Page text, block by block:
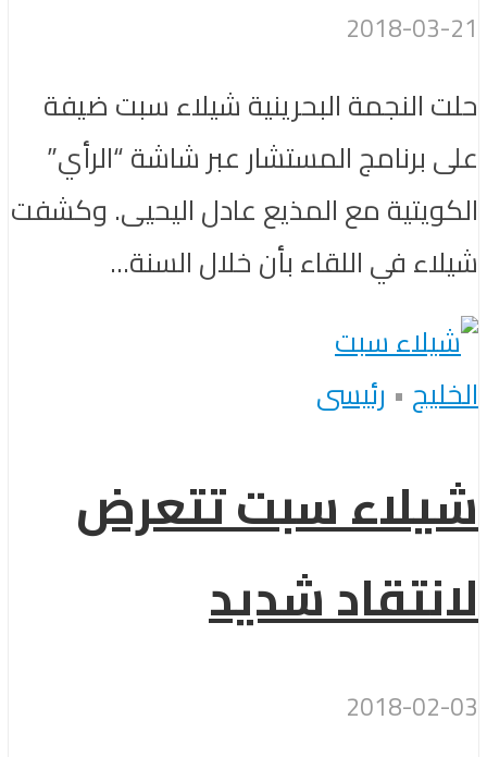
2018-03-21
حلت النجمة البحرينية شيلاء سبت ضيفة
على برنامج المستشار عبر شاشة “الرأي”
الكويتية مع المذيع عادل اليحيى. وكشفت
شيلاء في اللقاء بأن خلال السنة...
الخليج • رئيسى
شيلاء سبت تتعرض
لانتقاد شديد
2018-02-03